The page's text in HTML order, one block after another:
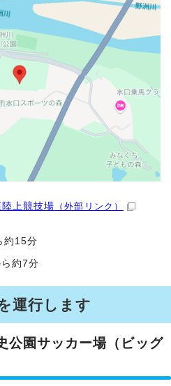
上競技場 （外部リンク）
約15分
約7分
運行します
公園サッカー場（ビッグ